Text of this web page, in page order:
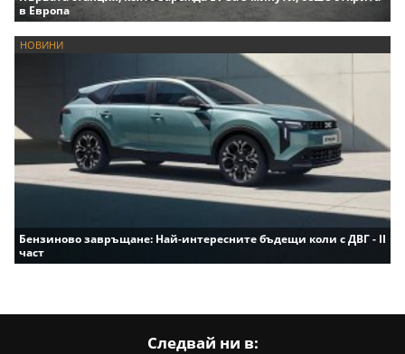
в Европа
НОВИНИ
Бензиново завръщане: Най-интересните бъдещи коли с ДВГ - II
част
Следвай ни в: